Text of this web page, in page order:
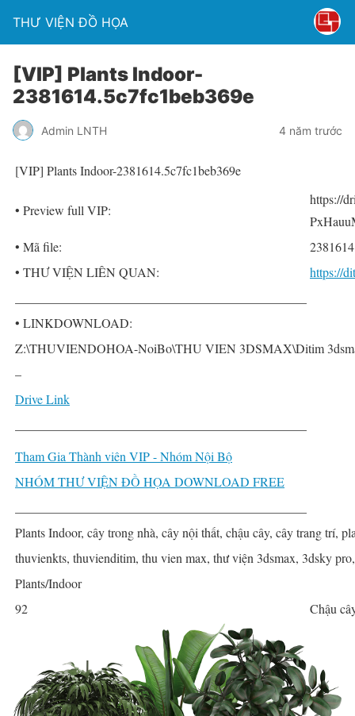
THƯ VIỆN ĐỒ HỌA
[VIP] Plants Indoor-
2381614.5c7fc1beb369e
Admin LNTH 4 năm trước
[VIP] Plants Indoor-2381614.5c7fc1beb369e
• Preview full VIP:
https://
• Mã file:
• THƯ VIỆN LIÊN QUAN:
https://
• LINKDOWNLOAD:
Z:\THUVIENDOHOA-NoiBo\THU VIEN 3DSMAX\Ditim
–
Drive Link
Tham Gia Thành viên VIP - Nhóm Nội Bộ
NHÓM THƯ VIỆN ĐỒ HỌA DOWNLOAD FREE
Plants Indoor, cây trong nhà, cây nội thất, chậu cây, cây trang trí,
thuvienkts, thuvienditim, thu vien max, thư viện 3dsmax, 3dsky
Plants/Indoor
92
Chậu